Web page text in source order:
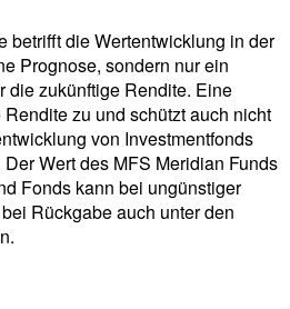
betrifft die Wertentwicklung in der
Prognose, sondern nur ein
die zukünftige Rendite. Eine
zu und schützt auch nicht
von Investmentfonds
Wert des MFS Meridian Funds
Fonds kann bei ungünstiger
Rückgabe auch unter den